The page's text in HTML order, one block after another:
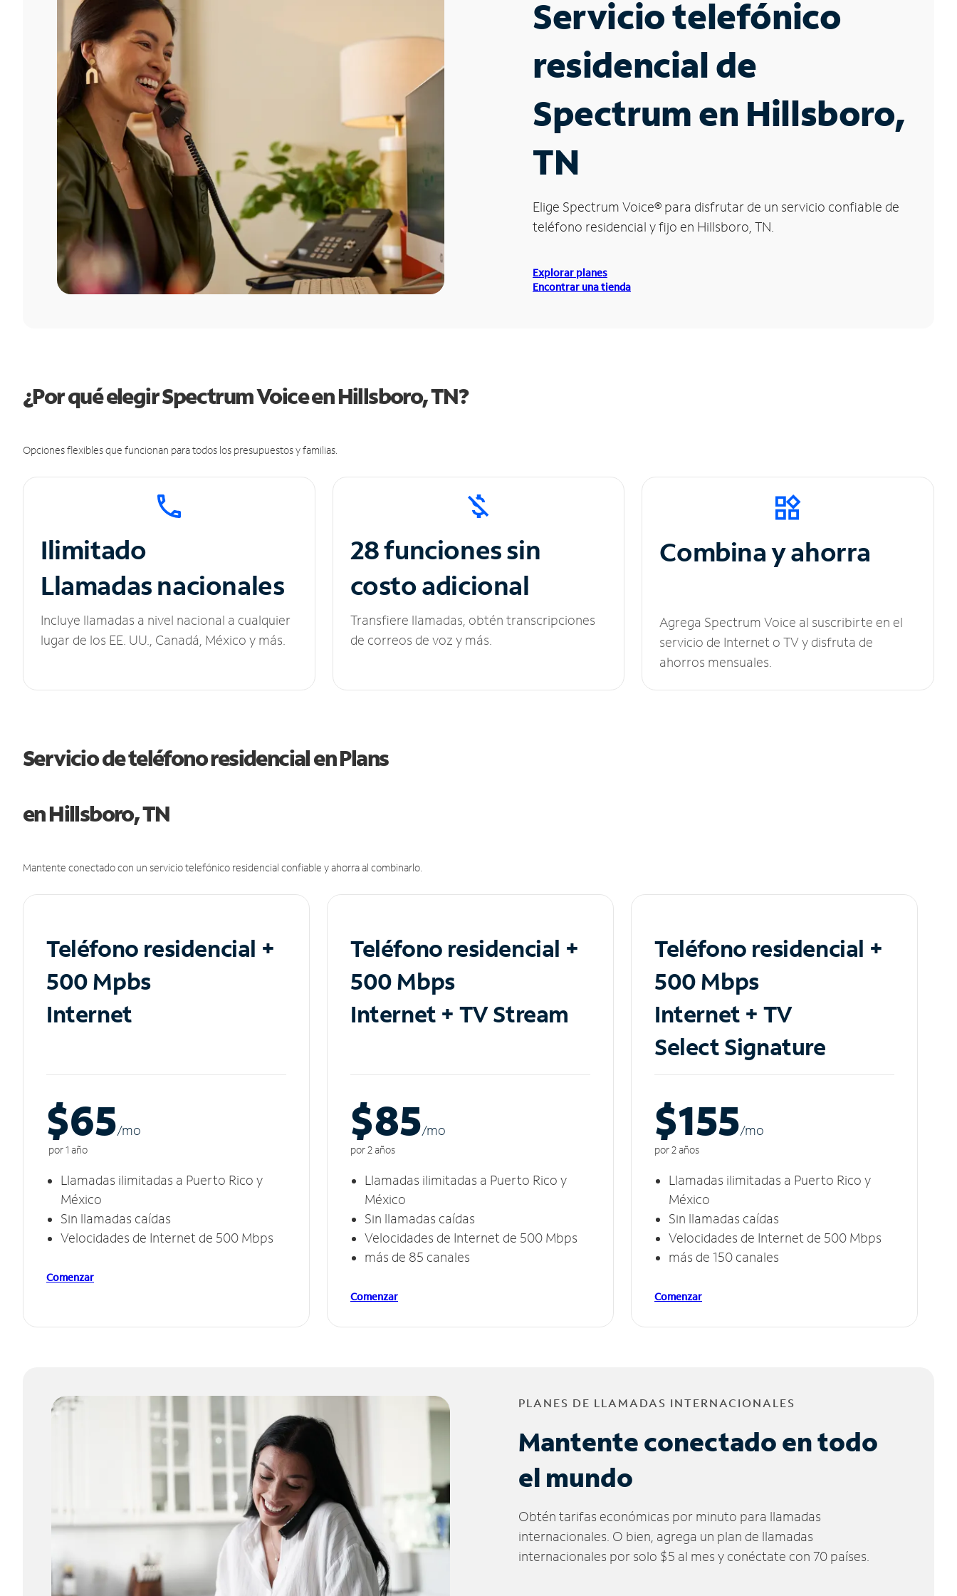
Servicio telefónico
residencial de
Spectrum en Hillsboro,
TN
Elige Spectrum Voice® para disfrutar de un servicio confiable de
teléfono residencial y fijo en Hillsboro, TN.
Explorar planes
Encontrar una tienda
¿Por qué elegir Spectrum Voice en Hillsboro, TN?
Opciones flexibles que funcionan para todos los presupuestos y familias.
Ilimitado
Llamadas nacionales
Incluye llamadas a nivel nacional a cualquier
lugar de los EE. UU., Canadá, México y más.
28 funciones sin
costo adicional
Transfiere llamadas, obtén transcripciones
de correos de voz y más.
Combina y ahorra
Agrega Spectrum Voice al suscribirte en el
servicio de Internet o TV y disfruta de
ahorros mensuales.
Servicio de teléfono residencial en Plans
en Hillsboro, TN
Mantente conectado con un servicio telefónico residencial confiable y ahorra al combinarlo.
Teléfono residencial +
500 Mpbs
Internet
$65/mo
por 1 año
Llamadas ilimitadas a Puerto Rico y
México
Sin llamadas caídas
Velocidades de Internet de 500 Mbps
Comenzar
Teléfono residencial +
500 Mbps
Internet + TV Stream
$85/mo
por 2 años
Llamadas ilimitadas a Puerto Rico y
México
Sin llamadas caídas
Velocidades de Internet de 500 Mbps
más de 85 canales
Comenzar
Teléfono residencial +
500 Mbps
Internet + TV
Select Signature
$155/mo
por 2 años
Llamadas ilimitadas a Puerto Rico y
México
Sin llamadas caídas
Velocidades de Internet de 500 Mbps
más de 150 canales
Comenzar
PLANES DE LLAMADAS INTERNACIONALES
Mantente conectado en todo
el mundo
Obtén tarifas económicas por minuto para llamadas
internacionales. O bien, agrega un plan de llamadas
internacionales por solo $5 al mes y conéctate con 70 países.